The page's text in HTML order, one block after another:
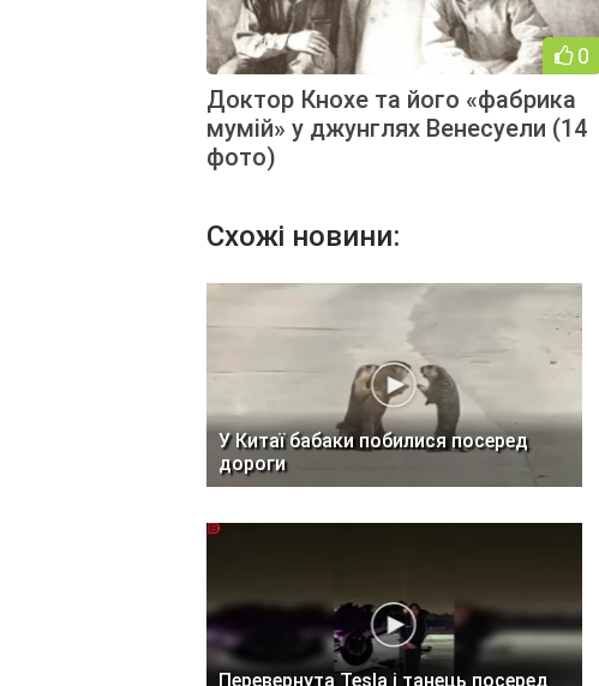
0
Доктор Кнохе та його «фабрика
мумій» у джунглях Венесуели (14
фото)
Схожі новини:
У Китаї бабаки побилися посеред
дороги
Перевернута Tesla і танець посеред